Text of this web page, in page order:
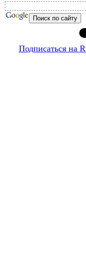
Подписаться на